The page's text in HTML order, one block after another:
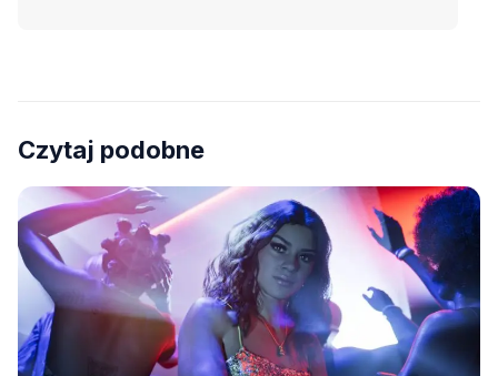
Czytaj podobne